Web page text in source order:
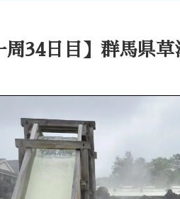
周34日目】群馬県